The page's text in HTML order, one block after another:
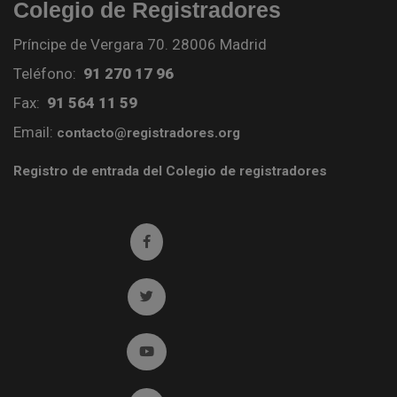
Colegio de Registradores
Príncipe de Vergara 70. 28006 Madrid
Teléfono: 91 270 17 96
Fax: 91 564 11 59
Email: contacto@registradores.org
Registro de entrada del Colegio de registradores
Ir a facebook (abre en ventana nueva)
Ir a twitter (abre en ventana nueva)
Ir a YouTube (abre en ventana nueva)